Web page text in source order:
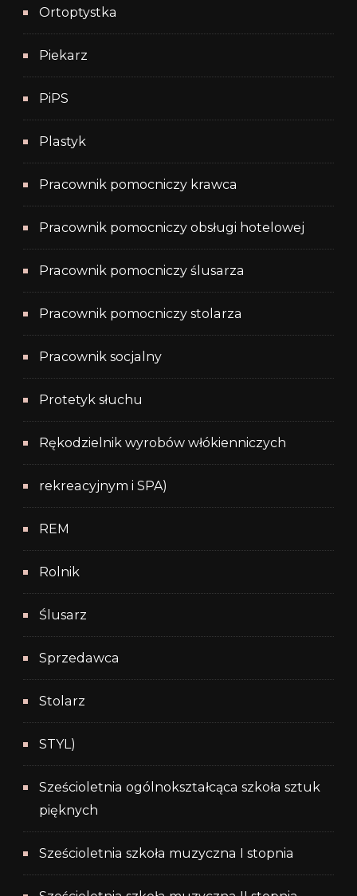
Ortoptystka
Piekarz
PiPS
Plastyk
Pracownik pomocniczy krawca
Pracownik pomocniczy obsługi hotelowej
Pracownik pomocniczy ślusarza
Pracownik pomocniczy stolarza
Pracownik socjalny
Protetyk słuchu
Rękodzielnik wyrobów włókienniczych
rekreacyjnym i SPA)
REM
Rolnik
Ślusarz
Sprzedawca
Stolarz
STYL)
Sześcioletnia ogólnokształcąca szkoła sztuk
pięknych
Sześcioletnia szkoła muzyczna I stopnia